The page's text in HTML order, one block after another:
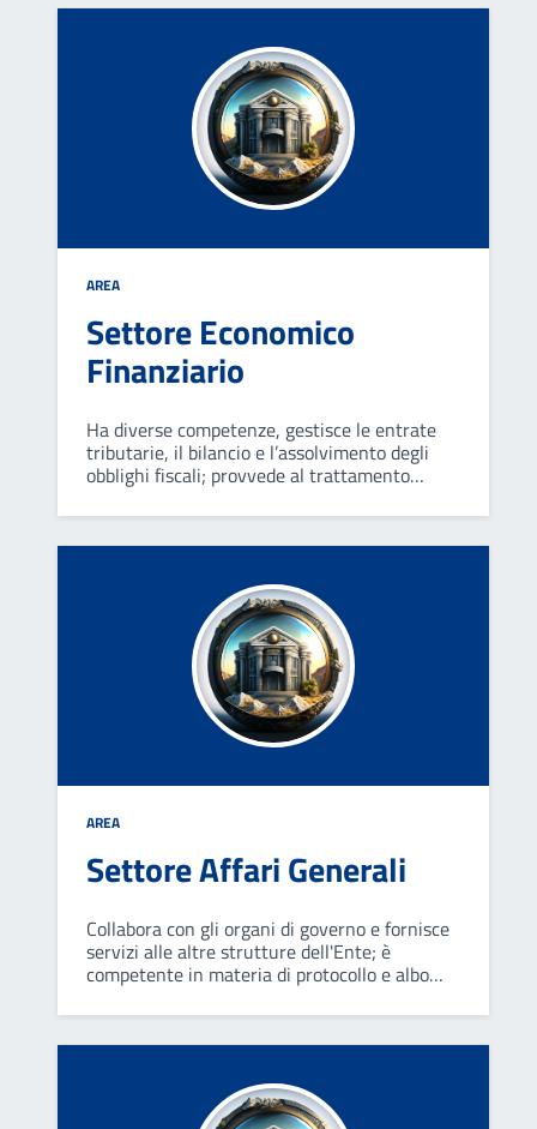
AREA
Settore Economico
Finanziario
Ha diverse competenze, gestisce le entrate
tributarie, il bilancio e l’assolvimento degli
obblighi fiscali; provvede al trattamento
concessioni cimiteriali; collabora con l'organo
di revisione e il tesoriere.
AREA
Settore Affari Generali
Collabora con gli organi di governo e fornisce
servizi alle altre strutture dell'Ente; è
competente in materia di protocollo e albo
cultura sport e tempo libero.